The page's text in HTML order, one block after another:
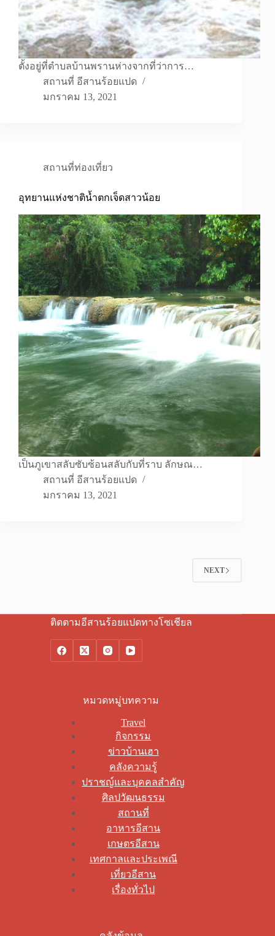
ตั้งอยู่ที่ตำบลบ้านพรานห่างจากที่ว่าการ…
สถานที่ อีสานร้อยแปด
มกราคม 13, 2021
สถานที่ท่องเที่ยว
อุทยานแห่งชาติน้ำตกเจ็ดสาวน้อย
เป็นภูเขาสลับซับซ้อนสลับกับที่ราบ ลักษณ…
สถานที่ อีสานร้อยแปด
มกราคม 13, 2021
NEXT
ติดตามอีสานร้อยแปดทางโซเชียล
หมวดหมู่บทความ
Travel
กิจกรรม
ข่าวบ้านเฮา
คลังความรู้
ปราชญ์และบุคคลสำคัญ
ศิลปวัฒนธรรม
สถานที่
อาหารอีสาน
เกษตรอีสาน
เทศกาลและประเพณี
เที่ยวอีสาน
เรื่องทั่วไป